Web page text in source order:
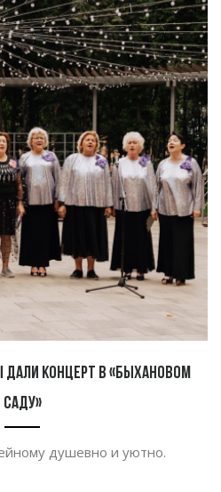
дали концерт в «Быхановом
саду»
душевно и уютно.